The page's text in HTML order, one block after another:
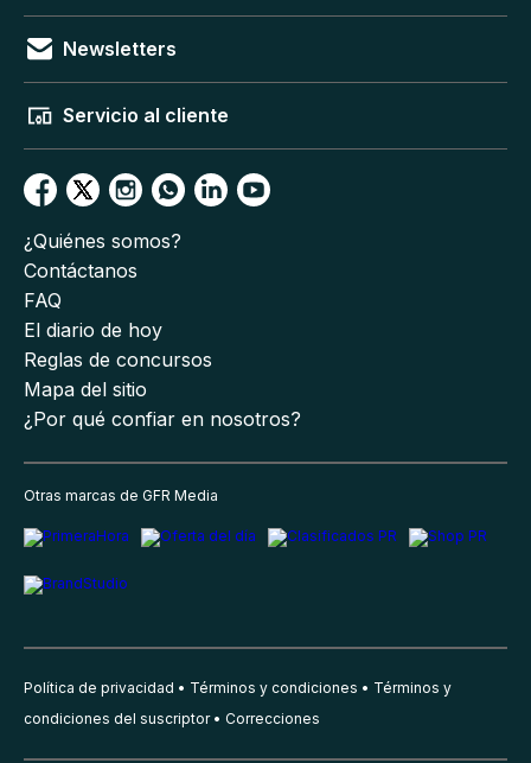
Newsletters
Servicio al cliente
¿Quiénes somos?
Contáctanos
FAQ
El diario de hoy
Reglas de concursos
Mapa del sitio
¿Por qué confiar en nosotros?
Otras marcas de GFR Media
Política de privacidad Términos y condiciones
Términos y
condiciones del suscriptor
Correcciones